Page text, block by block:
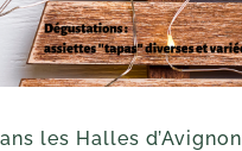
les Halles d’Avignon